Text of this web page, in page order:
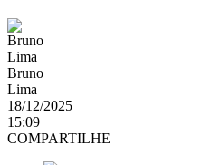
Bruno
Lima
18/12/2025
15:09
COMPARTILHE